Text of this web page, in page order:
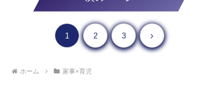
1 2 3 次へ
ホーム 家事×育児